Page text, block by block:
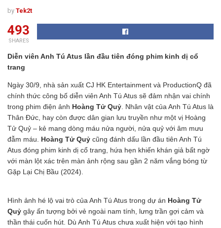
by Tek2t
493
SHARES
Diễn viên Anh Tú Atus lần đầu tiên đóng phim kinh dị cổ
trang
Ngày 30/9, nhà sản xuất CJ HK Entertainment và ProductionQ đã
chính thức công bố diễn viên Anh Tú Atus sẽ đảm nhận vai chính
trong phim điện ảnh Hoàng Tử Quỷ . Nhân vật của Anh Tú Atus là
Thân Đức, hay còn được dân gian lưu truyền như một vị Hoàng
Tử Quỷ – kẻ mang dòng máu nửa người, nửa quỷ với âm mưu
đẫm máu. Hoàng Tử Quỷ cũng đánh dấu lần đầu tiên Anh Tú
Atus đóng phim kinh dị cổ trang, hứa hẹn khiến khán giả bất ngờ
với màn lột xác trên màn ảnh rộng sau gần 2 năm vắng bóng từ
Gặp Lại Chị Bầu (2024).
Hình ảnh hé lộ vai trò của Anh Tú Atus trong dự án Hoàng Tử
Quỷ gây ấn tượng bởi vẻ ngoài nam tính, lưng trần gợi cảm và
thần thái cuốn hút. Dù Anh Tú Atus chưa xuất hiện với tạo hình